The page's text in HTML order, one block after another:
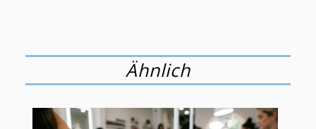
Ähnlich